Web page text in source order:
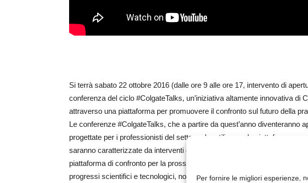
Per fornire le migliori esperienze,
Si terrà sabato 22 ottobre 2016 (dalle ore 9 alle ore 17, intervento di
conferenza del ciclo #ColgateTalks, un’iniziativa altamente innovativa di
attraverso una piattaforma per promuovere il confronto sul futuro della
Le conferenze #ColgateTalks, che a partire da quest’anno diventeranno
progettate per i professionisti del settore che utilizzano le piattaforme con
saranno caratterizzate da interventi di relatori di livello mondiale nel
piattaforma di confronto per la prossima generazione di esperti per
progressi scientifici e tecnologici, nonché approcci di leadership e di